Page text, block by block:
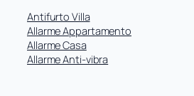
Antifurto Villa
Allarme Appartamento
Allarme Casa
Allarme Anti-vibra